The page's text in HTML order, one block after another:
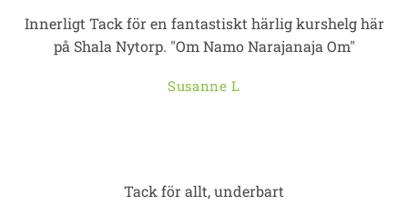
Innerligt Tack för en fantastiskt härlig kurshelg här
på Shala Nytorp. "Om Namo Narajanaja Om"
Susanne L
Tack för allt, underbart